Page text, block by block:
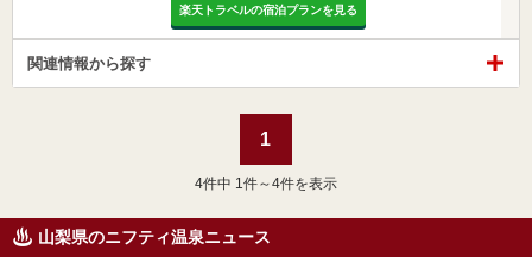
楽天トラベルの宿泊プランを見る
関連情報から探す
1
4件中 1件～4件を表示
山梨県のニフティ温泉ニュース